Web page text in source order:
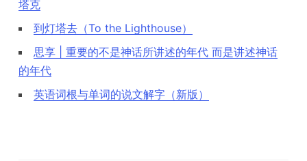
塔克
到灯塔去（To the Lighthouse）
思享 | 重要的不是神话所讲述的年代 而是讲述神话
的年代
英语词根与单词的说文解字（新版）